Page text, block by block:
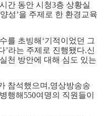
시간 동안 시청3층 상황실
성’을 주제로 한 환경교육
를 초빙해 ‘기적이었던 그
’라는 주제로 진행됐다.신
천 방안에 대해 심도 있는
참석했으며 ,영상방송송
행해 550여명의 직원들이